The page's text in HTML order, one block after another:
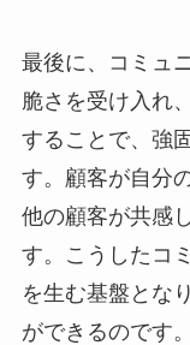
最後に、コミュ
脆さを受け入れ
することで、強
す。顧客が自分
他の顧客が共感
す。こうしたコ
を生む基盤とな
ができるのです。